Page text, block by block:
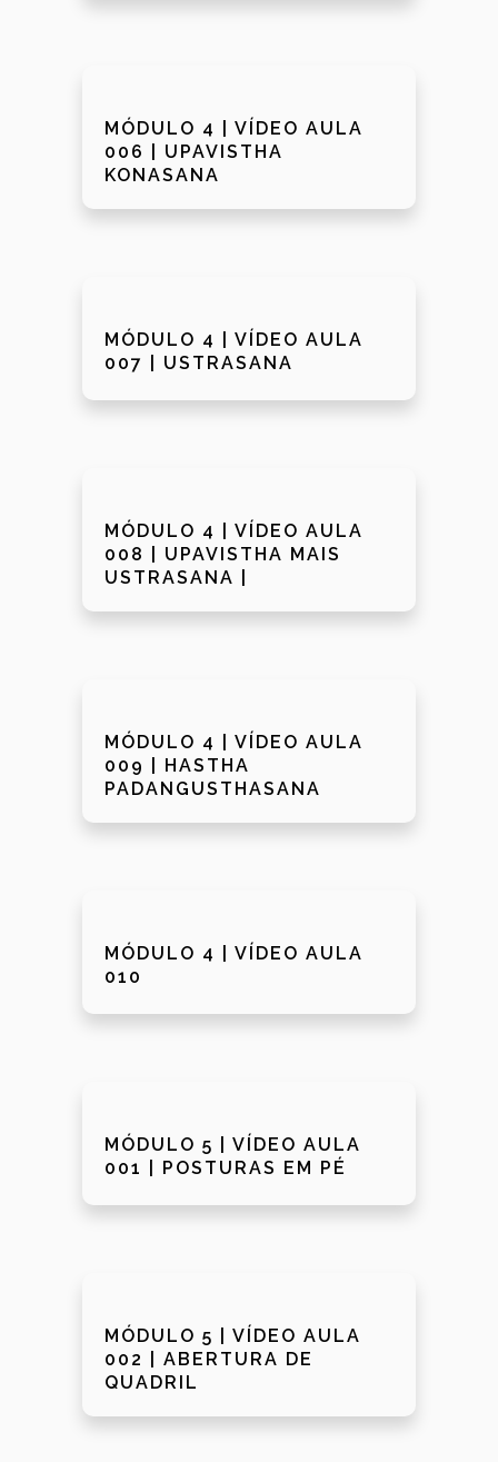
MÓDULO 4 | VÍDEO AULA
006 | UPAVISTHA
KONASANA
MÓDULO 4 | VÍDEO AULA
007 | USTRASANA
MÓDULO 4 | VÍDEO AULA
008 | UPAVISTHA MAIS
USTRASANA |
MÓDULO 4 | VÍDEO AULA
009 | HASTHA
PADANGUSTHASANA
MÓDULO 4 | VÍDEO AULA
010
MÓDULO 5 | VÍDEO AULA
001 | POSTURAS EM PÉ
MÓDULO 5 | VÍDEO AULA
002 | ABERTURA DE
QUADRIL